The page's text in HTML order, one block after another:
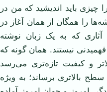
چیزی باید اندیشید که من در
را همگان از همان آغاز در
که به یک زبان نوشته
نیستند. همان گونه که
و کیفیت تازه‌تری می‌رسد
سطح بالاتری برساند؛ به ویژه